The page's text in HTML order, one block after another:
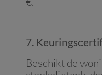
7.
Beschikt de